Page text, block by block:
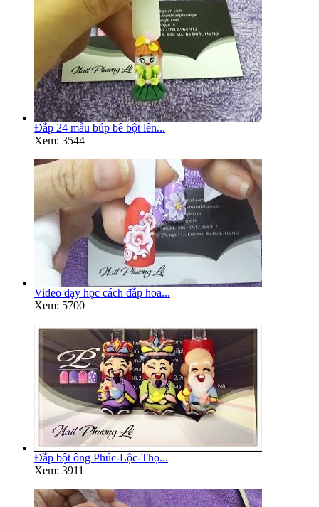
Đắp 24 mẫu búp bê bột lên...
Xem: 3544
Video dạy học cách đắp hoa...
Xem: 5700
Đắp bột ông Phúc-Lộc-Thọ...
Xem: 3911